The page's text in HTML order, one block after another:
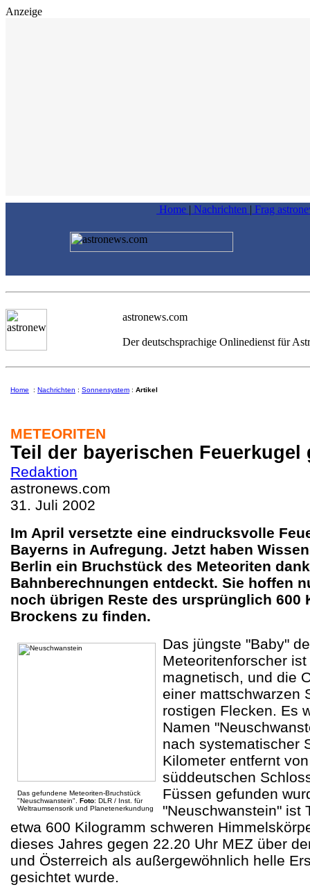
Anzeige
Home | Nachrichten | Frag
astronews.com
Der deutschsprachige Onlinedienst für
Home : Nachrichten : Sonnensystem : Artikel
METEORITEN
Teil der bayerischen Feuerkugel
Redaktion
astronews.com
31. Juli 2002
Im April versetzte eine eindrucksvolle
Bayerns in Aufregung. Jetzt haben
Berlin ein Bruchstück des Meteoriten
Bahnberechnungen entdeckt. Sie hoffen
noch übrigen Reste des ursprünglich 600
Brockens zu finden.
Das gefundene Meteoriten-Bruchstück
"Neuschwanstein". Foto: DLR / Inst. für
Weltraumsensorik und Planetenerkundung
Das jüngste "Baby"
Meteoritenforscher
magnetisch, und die
einer mattschwarzen
rostigen Flecken. Es
Namen
nach systematischer
Kilometer entfernt
süddeutschen
Füssen gefunden
"Neuschwanstein" ist
etwa 600 Kilogramm schweren
dieses Jahres gegen 22.20 Uhr MEZ über
und Österreich als außergewöhnlich helle
gesichtet wurde.